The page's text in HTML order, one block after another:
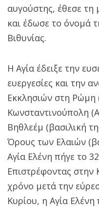
αυγούστης, έθεσε
και έδωσε το όνομά
Βιθυνίας.
Η Αγία έδειξε την
ευεργεσίες και την
Εκκλησιών στη Ρώμη
Κωνσταντινούπολη
Βηθλεέμ (βασιλική
Όρους των Ελαιών
Αγία Ελένη πήγε το
Επιστρέφοντας
χρόνο μετά την
Κυρίου, η Αγία